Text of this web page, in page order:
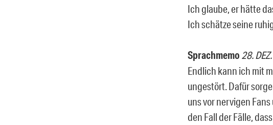
Ich glaube, er hätte
Ich schätze seine
Sprachmemo 28.
Endlich kann ich mit
ungestört. Dafür
uns vor nervigen
den Fall der Fälle,